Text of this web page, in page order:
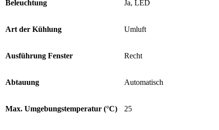
Beleuchtung Ja, LED
Art der Kühlung Umluft
Ausführung Fenster Recht
Abtauung Automatisch
Max. Umgebungstemperatur (°C) 25